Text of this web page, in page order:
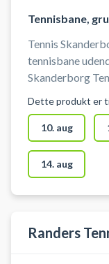
Tennisbane,
Tennis
tennisbane
Skanderborg
tennisbane og
Skanderborg på
tennisklubbens
Dyrehaven.
parkering ved
Dyrehaven.
Dette produkt er
10. aug
14. aug
Randers